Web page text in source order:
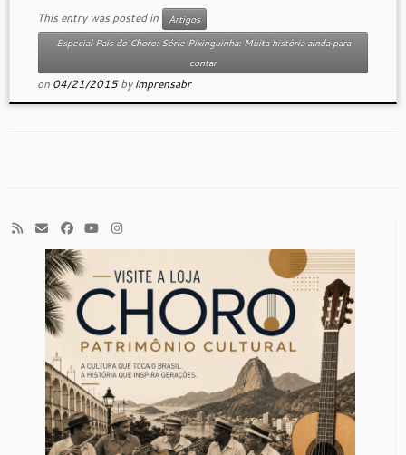
This entry was posted in
Artigos
Especial Pais do Choro: Série Pixinguinha: Muita história ainda para
contar
on 04/21/2015 byimprensabr